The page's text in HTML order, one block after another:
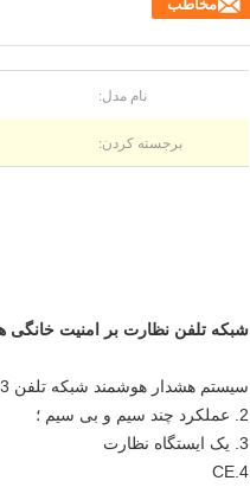
مخاطب
نام مدل:
برجسته کردن:
شبکه تلفن نظارت بر امنیت
سیستم هشدار هوشمند شبکه تلفن 1.433 مگاهرتز؛
2. عملکرد چند سیم و بی سیم ؛
3. یک ایستگاه نظارت
4.CE